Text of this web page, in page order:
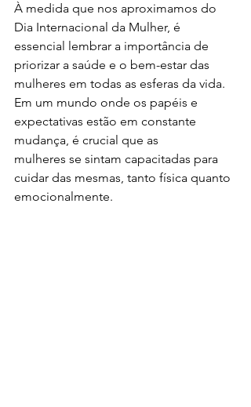
À medida que nos aproximamos do
Dia Internacional da Mulher, é
essencial lembrar a importância de
priorizar a saúde e o bem-estar das
mulheres em todas as esferas da vida.
Em um mundo onde os papéis e
expectativas estão em constante
mudança, é crucial que as
mulheres se sintam capacitadas para
cuidar das mesmas, tanto física quanto
emocionalmente.